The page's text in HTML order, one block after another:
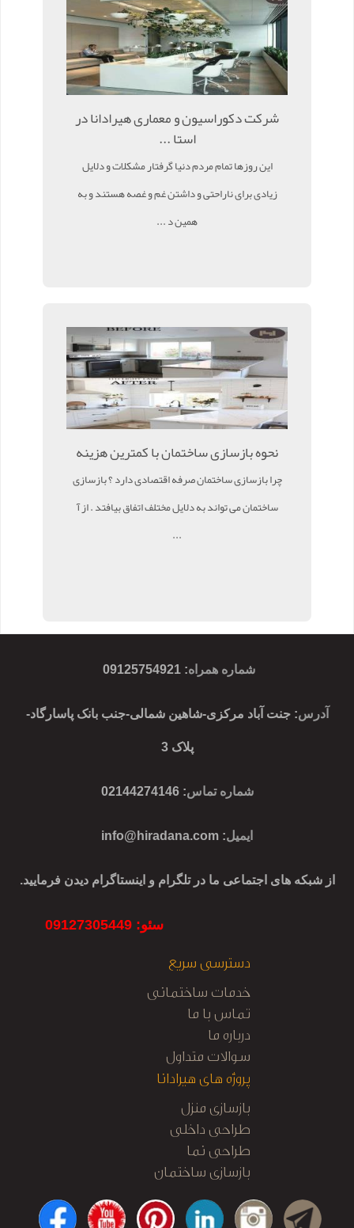
شرکت دکوراسیون و معماری هیرادانا در
استا ...
این روزها تمام مردم دنیا گرفتار مشکلات و دلایل
زیادی برای ناراحتی و داشتن غم و غصه هستند و به
همین د ...
نحوه بازسازی ساختمان با کمترین هزینه
چرا بازسازی ساختمان صرفه اقتصادی دارد ؟ بازسازی
ساختمان می تواند به دلایل مختلف اتفاق بیافتد . از آ
...
شماره همراه:
09125754921
آدرس: جنت آباد مرکزی-شاهین شمالی-جنب بانک پاسارگاد-
پلاک 3
شماره تماس: 02144274146
ایمیل:
info@hiradana.com
از شبکه های اجتماعی ما در تلگرام و اینستاگرام دیدن فرمایید.
سئو: 09127305449
دسترسی سریع
خدمات ساختمانی
تماس با ما
درباره ما
سوالات متداول
پروژه های هیرادانا
بازسازی منزل
طراحی داخلی
طراحی نما
بازسازی ساختمان
نظارت و اجرا